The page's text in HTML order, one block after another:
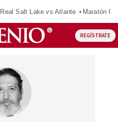
Real Salt Lake vs Atlante Maratón
REGÍSTRATE